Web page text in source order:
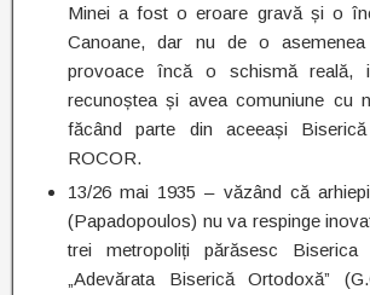
Minei a fost o eroare gravă și o
Canoane, dar nu de o
provoace încă o schismă reală,
recunoștea și avea comuniune cu
făcând parte din aceeași
ROCOR.
13/26 mai 1935 – văzând că
(Papadopoulos) nu va respinge
trei metropoliți părăsesc
„Adevărata Biserică Ortodoxă”